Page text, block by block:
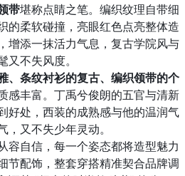
带堪称点睛之笔。编织纹理自带细
的柔软碰撞，亮眼红色点亮整体造
增添一抹活力气息，复古学院风与
不失风度。
、条纹衬衫的复古、编织领带的个
感丰富。丁禹兮俊朗的五官与清新
好处，西装的成熟感与他的温润气
又不失少年灵动。
容自信，每一个姿态都将造型魅力
节配饰，整套穿搭精准契合品牌调